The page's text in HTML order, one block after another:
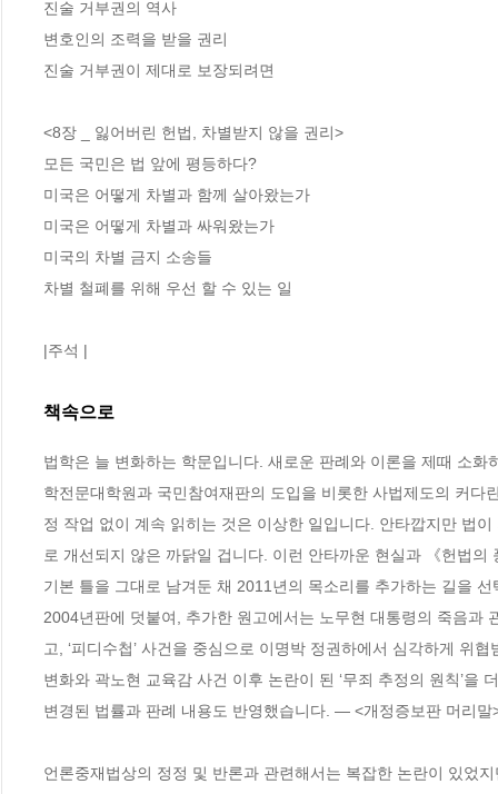
진술 거부권의 역사
변호인의 조력을 받을 권리
진술 거부권이 제대로 보장되려면
<8장 _ 잃어버린 헌법, 차별받지 않을 권리>
모든 국민은 법 앞에 평등하다?
미국은 어떻게 차별과 함께 살아왔는가
미국은 어떻게 차별과 싸워왔는가
미국의 차별 금지 소송들
차별 철폐를 위해 우선 할 수 있는 일
|주석 |
책속으로
법학은 늘 변화하는 학문입니다. 새로운 판례와 이론을 제때 소
학전문대학원과 국민참여재판의 도입을 비롯한 사법제도의 커
정 작업 없이 계속 읽히는 것은 이상한 일입니다. 안타깝지만 법이
로 개선되지 않은 까닭일 겁니다. 이런 안타까운 현실과 《헌법
기본 틀을 그대로 남겨둔 채 2011년의 목소리를 추가하는 길을
2004년판에 덧붙여, 추가한 원고에서는 노무현 대통령의 죽음
고, ‘피디수첩’ 사건을 중심으로 이명박 정권하에서 심각하게 위
변화와 곽노현 교육감 사건 이후 논란이 된 ‘무죄 추정의 원칙’을
변경된 법률과 판례 내용도 반영했습니다. ― <개정증보판 머리
언론중재법상의 정정 및 반론과 관련해서는 복잡한 논란이 있었